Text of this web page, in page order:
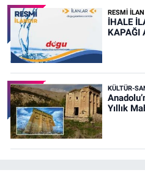
RESMİ İLAN
İHALE
KAPAĞI
KÜLTÜR-
Yıllık